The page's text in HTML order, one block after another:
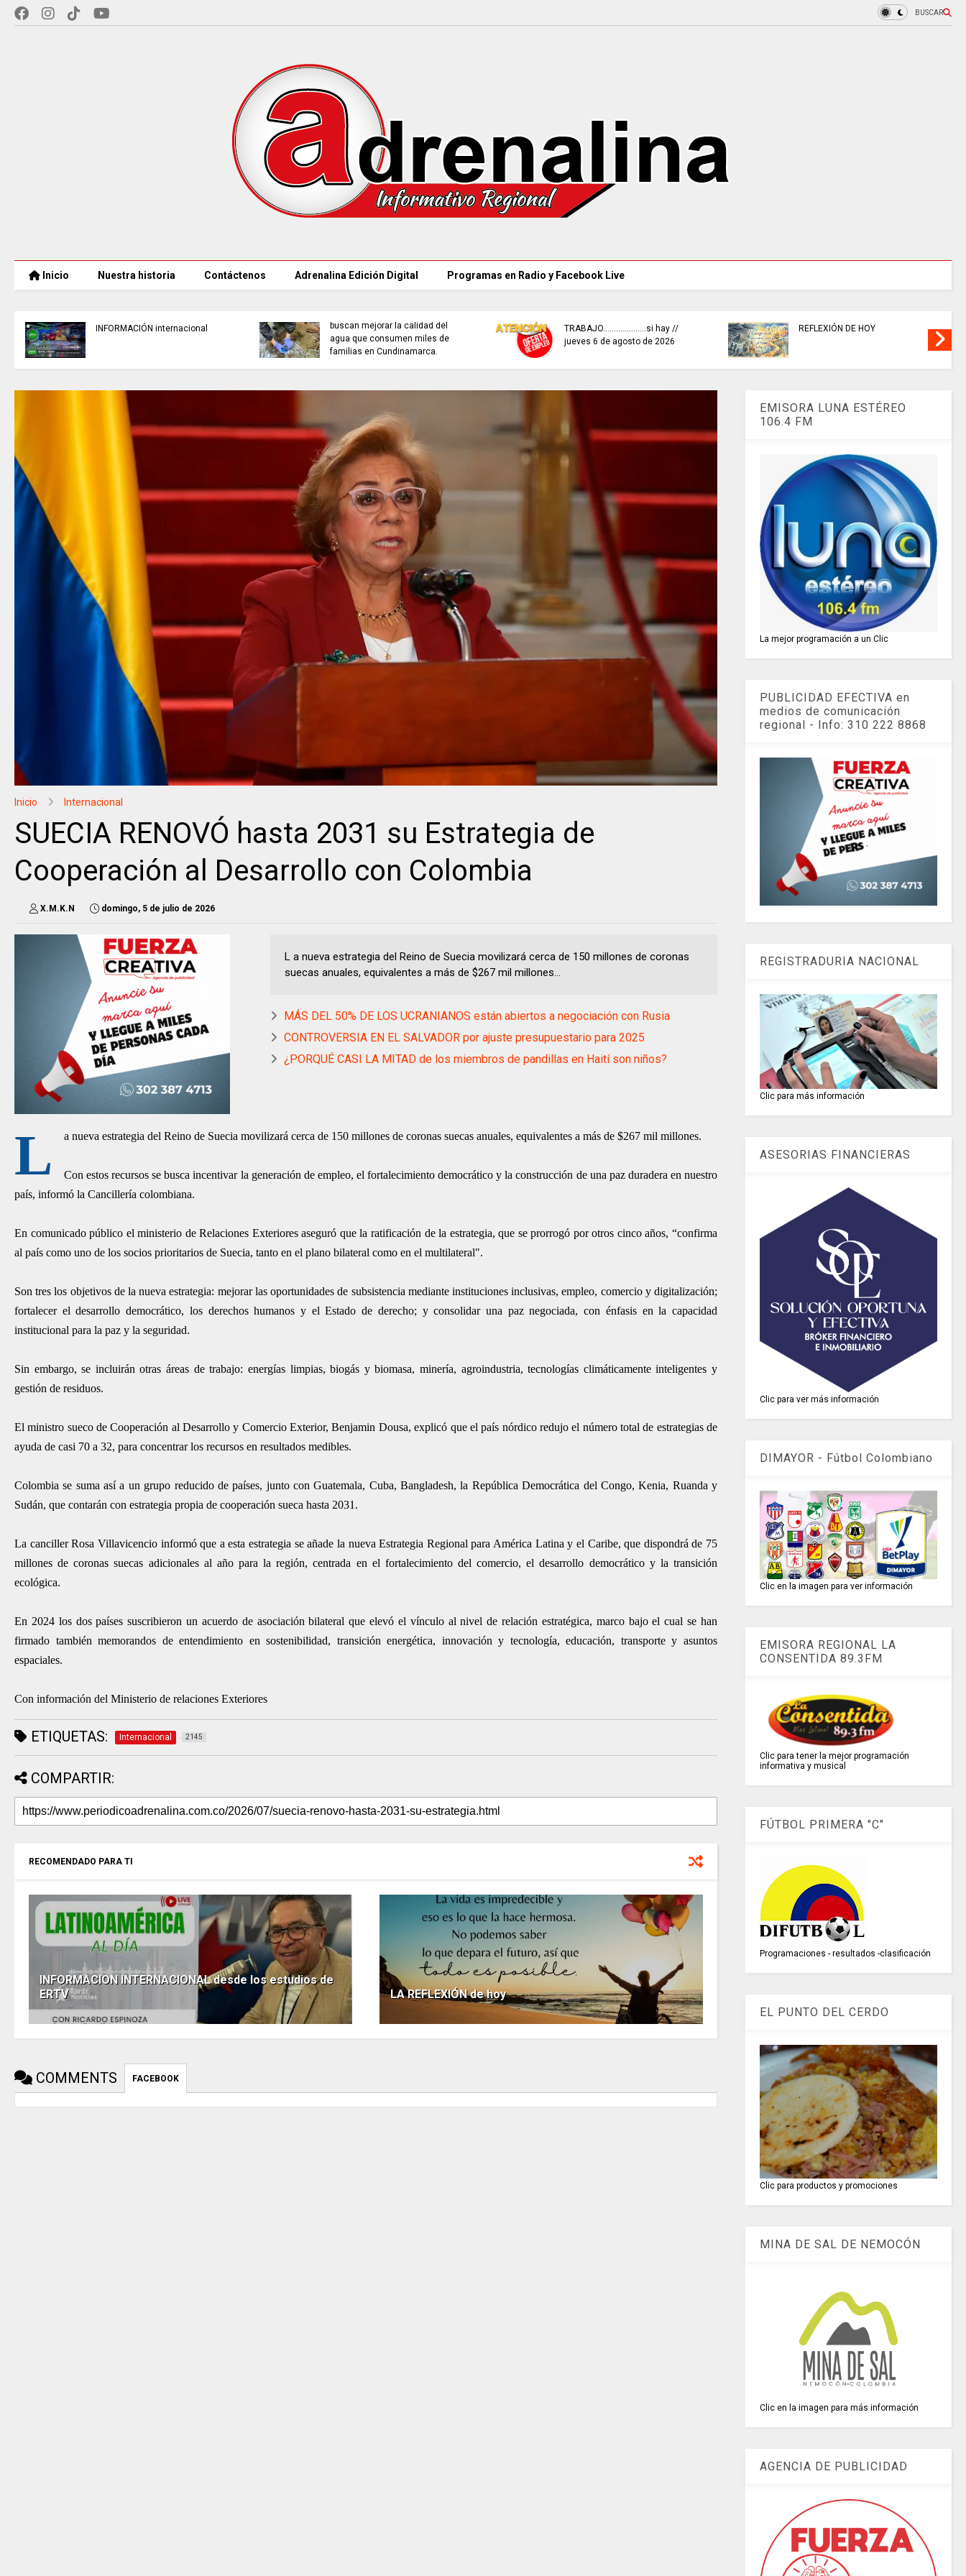
BUSCAR
Inicio Nuestra historia Contáctenos Adrenalina Edición Digital Programas en Radio y Facebook Live
INFORMACIÓN internacional
buscan mejorar la calidad del
agua que consumen miles de
familias en Cundinamarca.
TRABAJO....................si hay //
jueves 6 de agosto de 2026
REFLEXIÓN DE HOY
Inicio Internacional
SUECIA RENOVÓ hasta 2031 su Estrategia de
Cooperación al Desarrollo con Colombia
X.M.K.N domingo, 5 de julio de 2026
L a nueva estrategia del Reino de Suecia movilizará cerca de 150 millones de coronas
suecas anuales, equivalentes a más de $267 mil millones...
MÁS DEL 50% DE LOS UCRANIANOS están abiertos a negociación con Rusia
CONTROVERSIA EN EL SALVADOR por ajuste presupuestario para 2025
¿PORQUÉ CASI LA MITAD de los miembros de pandillas en Haití son niños?
L a nueva estrategia del Reino de Suecia movilizará cerca de 150 millones de coronas suecas anuales, equivalentes a más de $267 mil millones.
Con estos recursos se busca incentivar la generación de empleo, el fortalecimiento democrático y la construcción de una paz duradera en nuestro
país, informó la Cancillería colombiana.
En comunicado público el ministerio de Relaciones Exteriores aseguró que la ratificación de la estrategia, que se prorrogó por otros cinco años, “confirma
al país como uno de los socios prioritarios de Suecia, tanto en el plano bilateral como en el multilateral".
Son tres los objetivos de la nueva estrategia: mejorar las oportunidades de subsistencia mediante instituciones inclusivas, empleo, comercio y digitalización;
fortalecer el desarrollo democrático, los derechos humanos y el Estado de derecho; y consolidar una paz negociada, con énfasis en la capacidad
institucional para la paz y la seguridad.
Sin embargo, se incluirán otras áreas de trabajo: energías limpias, biogás y biomasa, minería, agroindustria, tecnologías climáticamente inteligentes y
gestión de residuos.
El ministro sueco de Cooperación al Desarrollo y Comercio Exterior, Benjamin Dousa, explicó que el país nórdico redujo el número total de estrategias de
ayuda de casi 70 a 32, para concentrar los recursos en resultados medibles.
Colombia se suma así a un grupo reducido de países, junto con Guatemala, Cuba, Bangladesh, la República Democrática del Congo, Kenia, Ruanda y
Sudán, que contarán con estrategia propia de cooperación sueca hasta 2031.
La canciller Rosa Villavicencio informó que a esta estrategia se añade la nueva Estrategia Regional para América Latina y el Caribe, que dispondrá de 75
millones de coronas suecas adicionales al año para la región, centrada en el fortalecimiento del comercio, el desarrollo democrático y la transición
ecológica.
En 2024 los dos países suscribieron un acuerdo de asociación bilateral que elevó el vínculo al nivel de relación estratégica, marco bajo el cual se han
firmado también memorandos de entendimiento en sostenibilidad, transición energética, innovación y tecnología, educación, transporte y asuntos
espaciales.
Con información del Ministerio de relaciones Exteriores
ETIQUETAS: Internacional 2145
COMPARTIR:
RECOMENDADO PARA TI
INFORMACION INTERNACIONAL desde los estudios de
ERTV
LA REFLEXIÓN de hoy
COMMENTS FACEBOOK
EMISORA LUNA ESTÉREO
106.4 FM
La mejor programación a un Clic
PUBLICIDAD EFECTIVA en
medios de comunicación
regional - Info: 310 222 8868
REGISTRADURIA NACIONAL
Clic para más información
ASESORIAS FINANCIERAS
Clic para ver más información
DIMAYOR - Fútbol Colombiano
Clic en la imagen para ver información
EMISORA REGIONAL LA
CONSENTIDA 89.3FM
Clic para tener la mejor programación
informativa y musical
FÚTBOL PRIMERA "C"
Programaciones - resultados -clasificación
EL PUNTO DEL CERDO
Clic para productos y promociones
MINA DE SAL DE NEMOCÓN
Clic en la imagen para más información
AGENCIA DE PUBLICIDAD